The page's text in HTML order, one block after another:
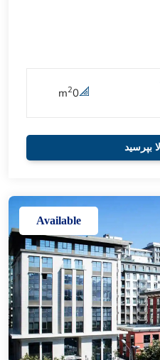
0
m2
بپرسید
Available